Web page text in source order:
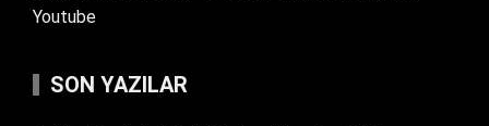
Youtube
SON YAZILAR